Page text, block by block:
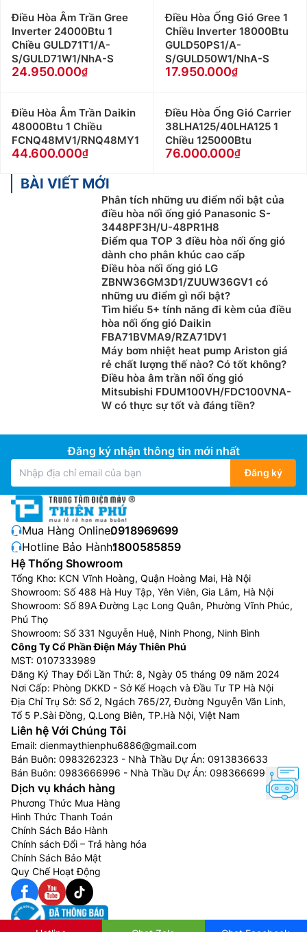
Điều Hòa Âm Trần Gree
Inverter 24000Btu 1
Chiều GULD71T1/A-
S/GULD71W1/NhA-S
24.950.000
Điều Hòa Ống Gió Gree 1
Chiều Inverter 18000Btu
GULD50PS1/A-
S/GULD50W1/NhA-S
17.950.000
Điều Hòa Âm Trần Daikin
48000Btu 1 Chiều
FCNQ48MV1/RNQ48MY1
44.600.000
Điều Hòa Ống Gió Carrier
38LHA125/40LHA125 1
Chiều 125000Btu
76.000.000
BÀI VIẾT MỚI
Phân tích những ưu điểm nổi bật của
điều hòa nối ống gió Panasonic S-
3448PF3H/U-48PR1H8
Điểm qua TOP 3 điều hòa nối ống gió
dành cho phân khúc cao cấp
Điều hòa nối ống gió LG
ZBNW36GM3D1/ZUUW36GV1 có
những ưu điểm gì nổi bật?
Tìm hiểu 5+ tính năng đi kèm của điều
hòa nối ống gió Daikin
FBA71BVMA9/RZA71DV1
Máy bơm nhiệt heat pump Ariston giá
rẻ chất lượng thế nào? Có tốt không?
Điều hòa âm trần nối ống gió
Mitsubishi FDUM100VH/FDC100VNA-
W có thực sự tốt và đáng tiền?
Đăng ký nhận thông tin mới nhất
Đăng ký
Mua Hàng Online:0918969699
Hotline Bảo Hành:1800585859
Hệ Thống Showroom
Tổng Kho: KCN Vĩnh Hoàng, Quận Hoàng Mai, Hà Nội
Showroom: Số 488 Hà Huy Tập, Yên Viên, Gia Lâm, Hà Nội
Showroom: Số 89A Đường Lạc Long Quân, Phường Vĩnh Phúc,
Phú Thọ
Showroom: Số 331 Nguyễn Huệ, Ninh Phong, Ninh Bình
Công Ty Cổ Phần Điện Máy Thiên Phú
MST: 0107333989
Đăng Ký Thay Đổi Lần Thứ: 8, Ngày 05 tháng 09 năm 2024
Nơi Cấp: Phòng DKKD - Sở Kế Hoạch và Đầu Tư TP Hà Nội
Địa Chỉ Trụ Sở: Số 2, Ngách 765/27, Đường Nguyễn Văn Linh,
Tổ 5 P.Sài Đồng, Q.Long Biên, TP.Hà Nội, Việt Nam
Liên hệ Với Chúng Tôi
Email: dienmaythienphu6886@gmail.com
Bán Buôn: 0983262323 - Nhà Thầu Dự Án: 0913836633
Bán Buôn: 0983666996 - Nhà Thầu Dự Án: 0983666996
Dịch vụ khách hàng
Phương Thức Mua Hàng
Hình Thức Thanh Toán
Chính Sách Bảo Hành
Chính sách Đổi – Trả hàng hóa
Chính Sách Bảo Mật
Quy Chế Hoạt Động